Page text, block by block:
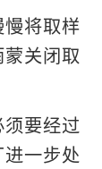
将取样
关闭取
要经过
一步处